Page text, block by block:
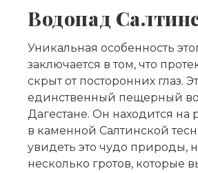
Водопад
Уникальная особенность
заключается в том, что
скрыт от посторонних глаз.
единственный пещерный
Дагестане. Он находится на
в каменной Салтинской
увидеть это чудо природы,
несколько гротов, которые